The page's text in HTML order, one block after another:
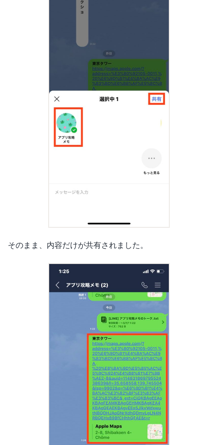
そのまま、内容だけが共有されました。